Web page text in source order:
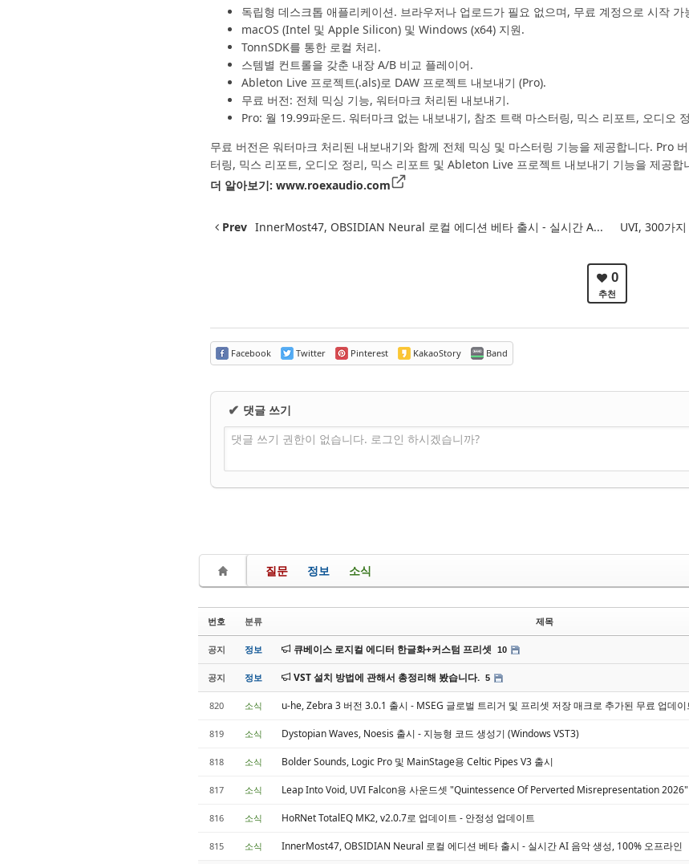
독립형 데스크톱 애플리케이션. 브라우저나 업로드가 필요 없으며, 무료 계정으로 시작 가
macOS (Intel 및 Apple Silicon) 및 Windows (x64) 지원.
TonnSDK를 통한 로컬 처리.
스템별 컨트롤을 갖춘 내장 A/B 비교 플레이어.
Ableton Live 프로젝트(.als)로 DAW 프로젝트 내보내기 (Pro).
무료 버전: 전체 믹싱 기능, 워터마크 처리된 내보내기.
Pro: 월 19.99파운드. 워터마크 없는 내보내기, 참조 트랙 마스터링, 믹스 리포트, 오디오
무료 버전은 워터마크 처리된 내보내기와 함께 전체 믹싱 및 마스터링 기능을 제공합니다. Pro
터링, 믹스 리포트, 오디오 정리, 믹스 리포트 및 Ableton Live 프로젝트 내보내기 기능을 제공합
더 알아보기: www.roexaudio.com
Prev InnerMost47, OBSIDIAN Neural 로컬 에디션 베타 출시 - 실시간 A... UVI, 300가
0
추천
Facebook Twitter Pinterest KakaoStory Band
✔ 댓글 쓰기
댓글 쓰기 권한이 없습니다. 로그인 하시겠습니까?
질문 정보 소식
번호 분류 제목
공지 정보 큐베이스 로지컬 에디터 한글화+커스텀 프리셋 10
공지 정보 VST 설치 방법에 관해서 총정리해 봤습니다. 5
820 소식 u-he, Zebra 3 버전 3.0.1 출시 - MSEG 글로벌 트리거 및 프리셋 저장 매크로 추가된 무료 업데이
819 소식 Dystopian Waves, Noesis 출시 - 지능형 코드 생성기 (Windows VST3)
818 소식 Bolder Sounds, Logic Pro 및 MainStage용 Celtic Pipes V3 출시
817 소식 Leap Into Void, UVI Falcon용 사운드셋 "Quintessence Of Perverted Misrepresentation
816 소식 HoRNet TotalEQ MK2, v2.0.7로 업데이트 - 안정성 업데이트
815 소식 InnerMost47, OBSIDIAN Neural 로컬 에디션 베타 출시 - 실시간 AI 음악 생성, 100% 오프라인